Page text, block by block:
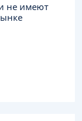
не имеют